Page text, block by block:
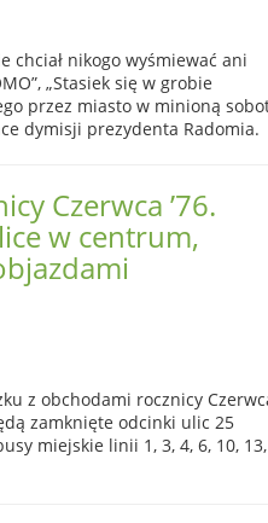
chciał nikogo wyśmiewać ani
„Stasiek się w grobie
przez miasto w minioną
dymisji prezydenta Radomia.
Czerwca ’76.
w centrum,
z obchodami rocznicy
zamknięte odcinki ulic 25
miejskie linii 1, 3, 4, 6, 10,